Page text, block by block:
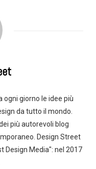
ogni giorno le idee più
da tutto il mondo.
più autorevoli blog
Design Street
Design Media": nel 2017